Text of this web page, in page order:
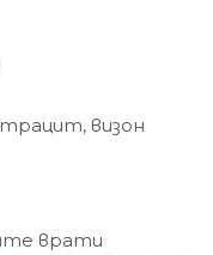
визон
врати